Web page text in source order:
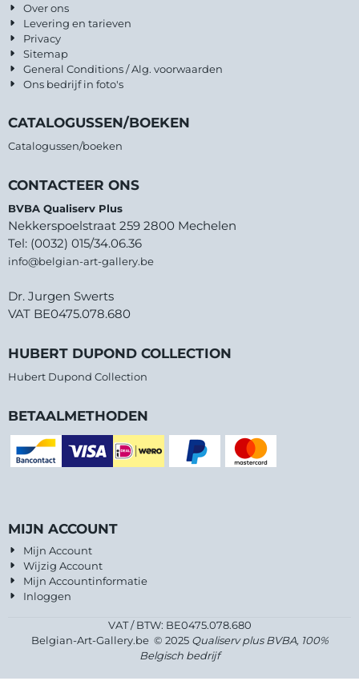
Over ons
Levering en tarieven
Privacy
Sitemap
General Conditions / Alg. voorwaarden
Ons bedrijf in foto's
CATALOGUSSEN/BOEKEN
Catalogussen/boeken
CONTACTEER ONS
BVBA Qualiserv Plus
Nekkerspoelstraat 259 2800 Mechelen
Tel: (0032) 015/34.06.36
info@belgian-art-gallery.be
Dr. Jurgen Swerts
VAT BE0475.078.680
HUBERT DUPOND COLLECTION
Hubert Dupond Collection
BETAALMETHODEN
MIJN ACCOUNT
Mijn Account
Wijzig Account
Mijn Accountinformatie
Inloggen
VAT / BTW: BE0475.078.680
Belgian-Art-Gallery.be © 2025 Qualiserv plus BVBA, 100%
Belgisch bedrijf